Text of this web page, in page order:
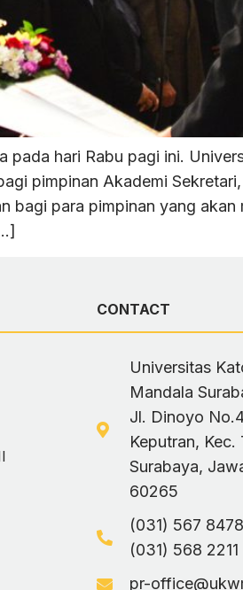
hari Rabu pagi ini.
pimpinan Akademi
bagi para pimpinan yang
CONTACT
Universitas
Mandala
Jl. Dinoyo
Keputran, Kec.
Surabaya,
60265
(031) 567 8478
(031) 568 2211
pr-